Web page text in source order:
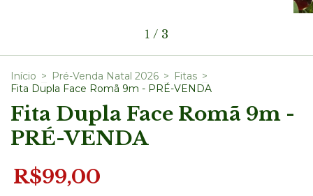
1 / 3
Início > Pré-Venda Natal 2026 > Fitas >
Fita Dupla Face Romã 9m - PRÉ-VENDA
Fita Dupla Face Romã 9m -
PRÉ-VENDA
R$99,00